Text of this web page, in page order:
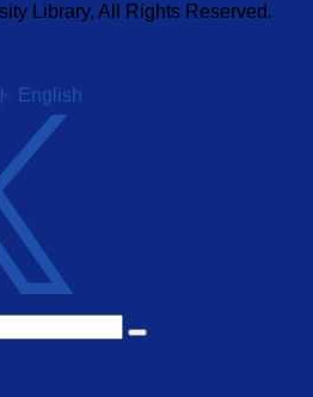
Library, All Rights Reserved.
English